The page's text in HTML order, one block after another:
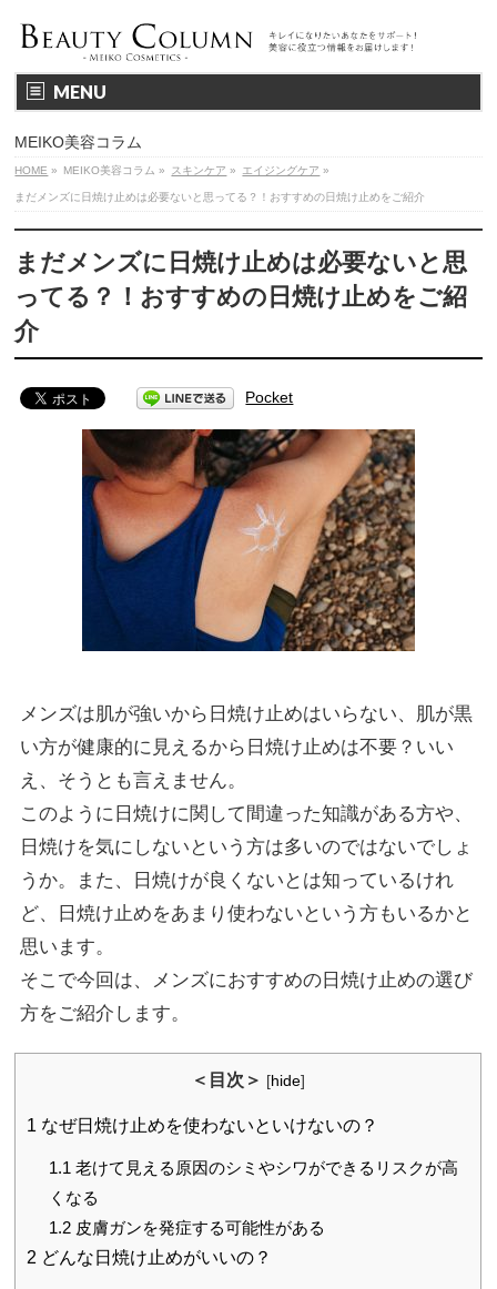
MENU
MEIKO美容コラム
HOME » MEIKO美容コラム » スキンケア » エイジングケア »
まだメンズに日焼け止めは必要ないと思ってる？！おすすめの日焼け止めをご紹介
まだメンズに日焼け止めは必要ないと思
ってる？！おすすめの日焼け止めをご紹
介
Pocket
メンズは肌が強いから日焼け止めはいらない、肌が黒
い方が健康的に見えるから日焼け止めは不要？いい
え、そうとも言えません。
このように日焼けに関して間違った知識がある方や、
日焼けを気にしないという方は多いのではないでしょ
うか。また、日焼けが良くないとは知っているけれ
ど、日焼け止めをあまり使わないという方もいるかと
思います。
そこで今回は、メンズにおすすめの日焼け止めの選び
方をご紹介します。
＜目次＞ [hide]
1 なぜ日焼け止めを使わないといけないの？
1.1 老けて見える原因のシミやシワができるリスクが高
くなる
1.2皮膚ガンを発症する可能性がある
2 どんな日焼け止めがいいの？